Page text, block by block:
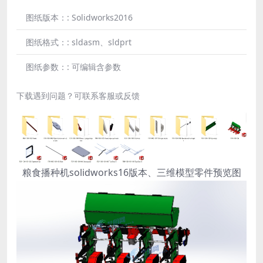
图纸版本：: Solidworks2016
图纸格式：: sldasm、sldprt
图纸参数：: 可编辑含参数
下载遇到问题？可联系客服或反馈
粮食播种机solidworks16版本、三维模型零件预览图